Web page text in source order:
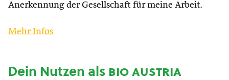
Anerkennung der Gesellschaft für meine Arbeit.
Mehr Infos
Dein Nutzen alsbio austria